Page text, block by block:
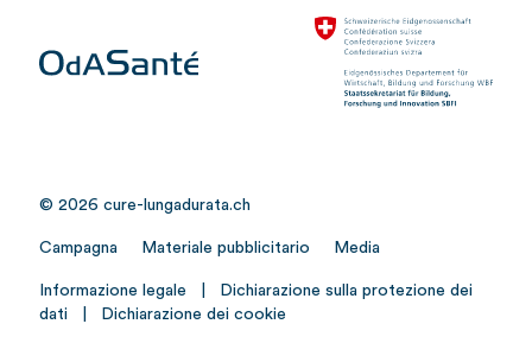
© 2026 cure-lungadurata.ch
Campagna Materiale pubblicitario Media
Informazione legale
Dichiarazione sulla protezione dei
dati
Dichiarazione dei cookie